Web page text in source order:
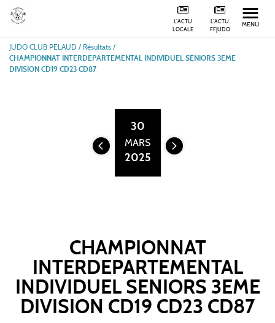
L'ACTU
FFJUDO
L'ACTU
LOCALE
MENU
JUDO CLUB PELAUD / Résultats /
CHAMPIONNAT INTERDEPARTEMENTAL INDIVIDUEL SENIORS 3EME
DIVISION CD19 CD23 CD87
30
MARS
2025
CHAMPIONNAT
INTERDEPARTEMENTAL
INDIVIDUEL SENIORS 3EME
DIVISION CD19 CD23 CD87